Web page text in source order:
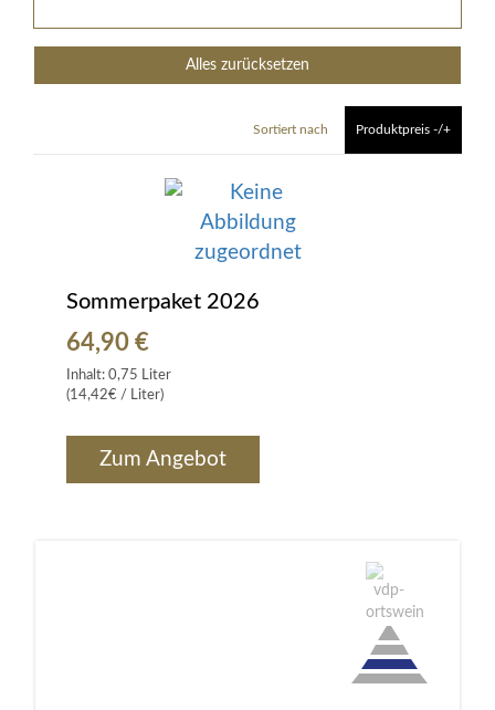
Wir von Kistenmacher &
Jugendschutz!
Alles zurücksetzen
Sortiert nach Produktpreis -/+
Sommerpaket 2026
64,90 €
Inhalt: 0,75 Liter
(14,42€ / Liter)
Zum Angebot